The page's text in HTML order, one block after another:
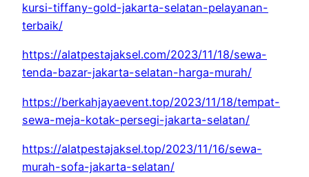
kursi-tiffany-gold-jakarta-selatan-pelayanan-
terbaik/
https://alatpestajaksel.com/2023/11/18/sewa-
tenda-bazar-jakarta-selatan-harga-murah/
https://berkahjayaevent.top/2023/11/18/tempat-
sewa-meja-kotak-persegi-jakarta-selatan/
https://alatpestajaksel.top/2023/11/16/sewa-
murah-sofa-jakarta-selatan/